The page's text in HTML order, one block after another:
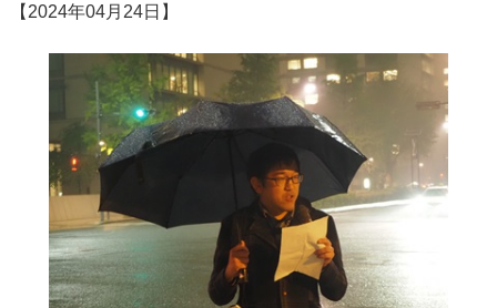
【2024年04月24日】